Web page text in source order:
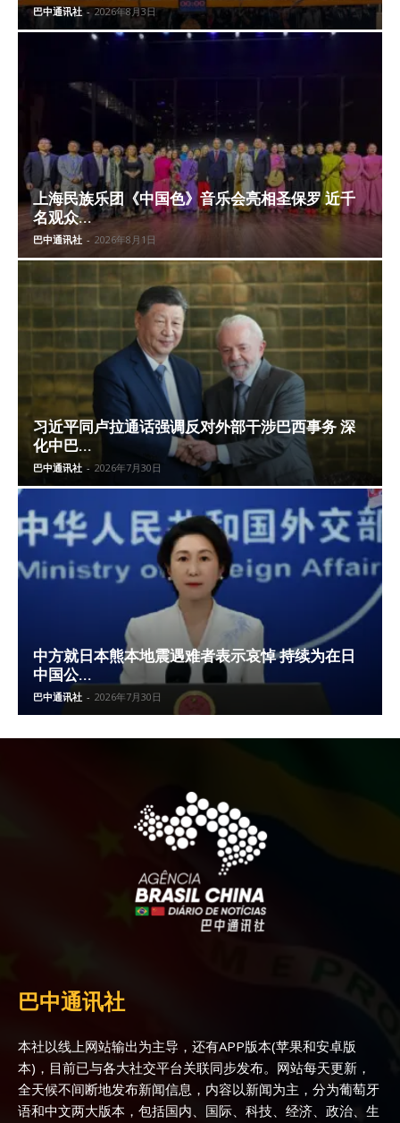
巴中通讯社 - 2026年8月3日
上海民族乐团《中国色》音乐会亮相圣保罗 近千
名观众...
巴中通讯社 - 2026年8月1日
习近平同卢拉通话强调反对外部干涉巴西事务 深
化中巴...
巴中通讯社 - 2026年7月30日
中方就日本熊本地震遇难者表示哀悼 持续为在日
中国公...
巴中通讯社 - 2026年7月30日
巴中通讯社
本社以线上网站输出为主导，还有APP版本(苹果和安卓版
本)，目前已与各大社交平台关联同步发布。网站每天更新，
全天候不间断地发布新闻信息，内容以新闻为主，分为葡萄牙
语和中文两大版本，包括国内、国际、科技、经济、政治、生